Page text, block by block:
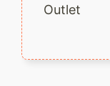
Outlet